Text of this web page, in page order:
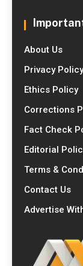
About Us
Privacy Policy
Ethics Policy
Corrections
Fact Check
Editorial
Terms &
Contact Us
Advertise